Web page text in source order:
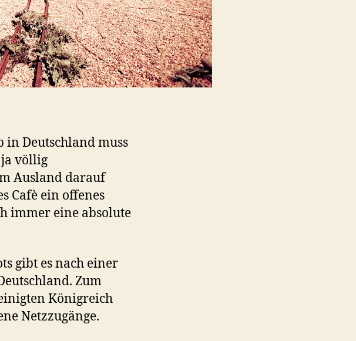
in Deutschland muss
völlig
Ausland darauf
Cafè ein offenes
immer eine absolute
gibt es nach einer
Zum
Königreich
Netzzugänge.